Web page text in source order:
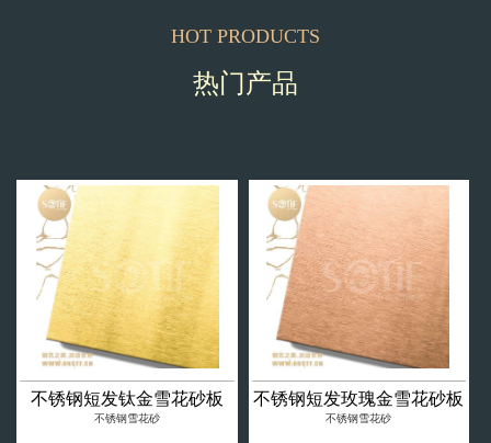
HOT PRODUCTS
热门产品
不锈钢短发钛金雪花砂板
不锈钢雪花砂
不锈钢短发玫瑰金雪花砂板
不锈钢雪花砂